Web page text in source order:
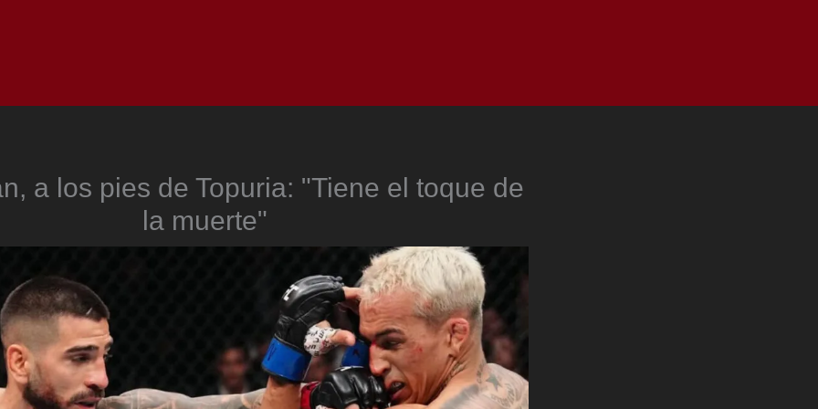
a los pies de Topuria: "Tiene el toque de
la muerte"